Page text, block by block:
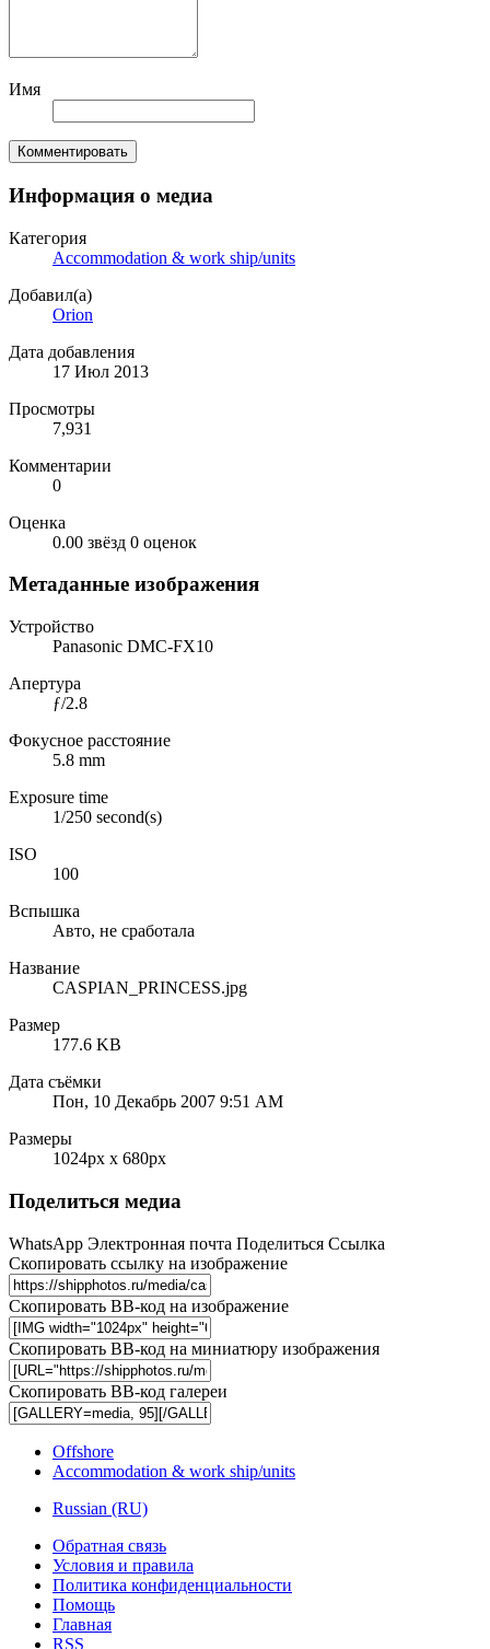
Имя
Комментировать
Информация о медиа
Категория
Accommodation & work ship/units
Добавил(а)
Orion
Дата добавления
17 Июл 2013
Просмотры
7,931
Комментарии
0
Оценка
0.00 звёзд 0 оценок
Метаданные изображения
Устройство
Panasonic DMC-FX10
Апертура
ƒ/2.8
Фокусное расстояние
5.8 mm
Exposure time
1/250 second(s)
ISO
100
Вспышка
Авто, не сработала
Название
CASPIAN_PRINCESS.jpg
Размер
177.6 KB
Дата съёмки
Пон, 10 Декабрь 2007 9:51 AM
Размеры
1024px x 680px
Поделиться медиа
WhatsApp Электронная почта Поделиться Ссылка
Скопировать ссылку на изображение
Скопировать BB-код на изображение
Скопировать BB-код на миниатюру изображения
Скопировать BB-код галереи
Offshore
Accommodation & work ship/units
Russian (RU)
Обратная связь
Условия и правила
Политика конфиденциальности
Помощь
Главная
RSS